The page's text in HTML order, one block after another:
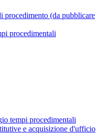
procedimento (da pubblicare
procedimentali
tempi procedimentali
e acquisizione d'ufficio